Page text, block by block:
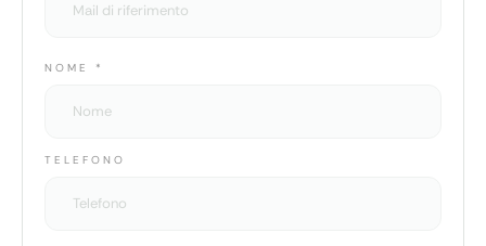
NOME *
TELEFONO